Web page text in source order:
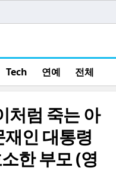
Tech 연예 전체
처럼 죽는 아
인 대통령
한 부모 (영